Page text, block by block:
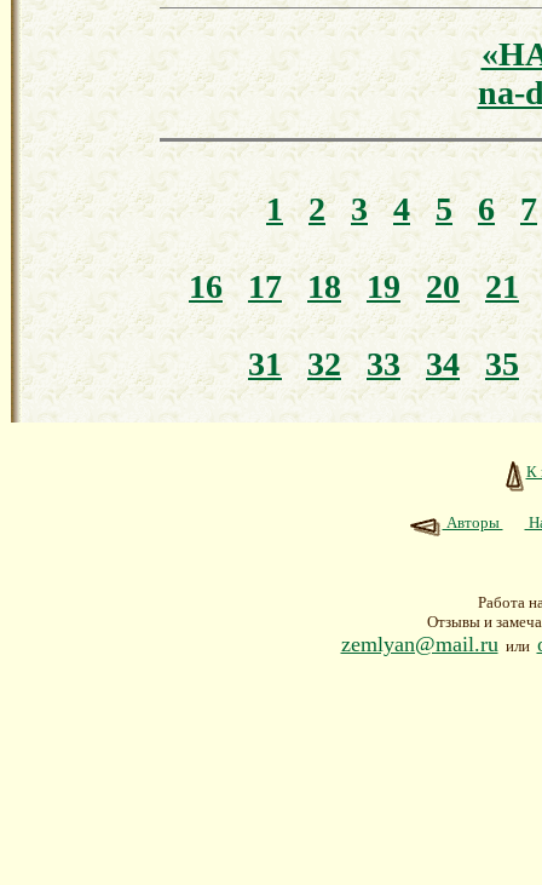
na-
1 2 3 4 5 6 7
16 17 18 19 20 21
31 32 33 34 35
К
Авторы
Работа
Отзывы и
zemlyan@mail.ruили